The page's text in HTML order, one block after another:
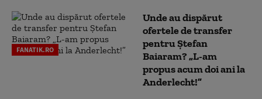
FANATIK.RO
Unde au dispărut
ofertele de transfer
pentru Ștefan
Baiaram? „L-am
propus acum doi ani la
Anderlecht!”